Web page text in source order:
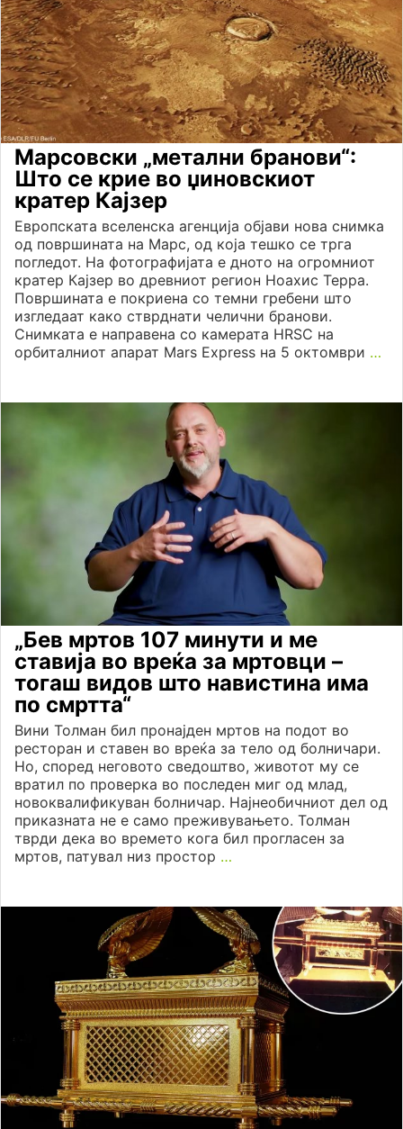
Марсовски „метални бранови“:
Што се крие во џиновскиот
кратер Кајзер
Европската вселенска агенција објави нова снимка
од површината на Марс, од која тешко се трга
погледот. На фотографијата е дното на огромниот
кратер Кајзер во древниот регион Ноахис Терра.
Површината е покриена со темни гребени што
изгледаат како стврднати челични бранови.
Снимката е направена со камерата HRSC на
орбиталниот апарат Mars Express на 5 октомври …
„Бев мртов 107 минути и ме
ставија во вреќа за мртовци –
тогаш видов што навистина има
по смртта“
Вини Толман бил пронаjден мртов на подот во
ресторан и ставен во вреќа за тело од болничари.
Но, според неговото сведоштво, животот му се
вратил по проверка во последен миг од млад,
новоквалификуван болничар. Наjнеобичниот дел од
приказната не е само преживувањето. Толман
тврди дека во времето кога бил прогласен за
мртов, патувал низ простор …